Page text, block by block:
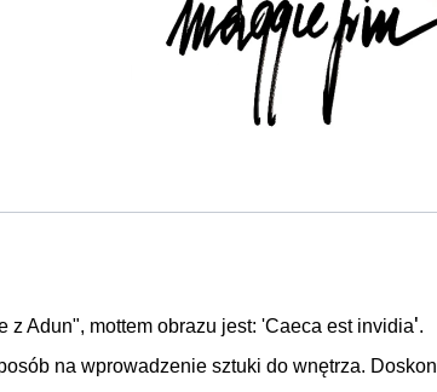
z Adun", mottem obrazu jest: 'Caeca est invidia'.
na wprowadzenie sztuki do wnętrza.